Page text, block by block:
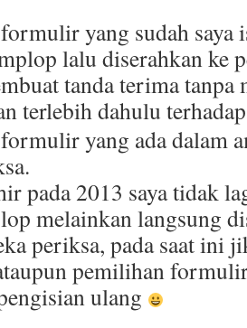
yang sudah saya
lalu diserahkan ke
tanda terima tanpa
terlebih dahulu
yang ada dalam
pada 2013 saya tidak
melainkan langsung
periksa, pada saat ini
pemilihan
ulang